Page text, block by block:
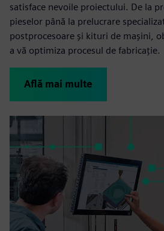
satisface nevoile proiectului. De la
pieselor până la prelucrare
postprocesoare și kituri de mașini,
a vă optimiza procesul de fabricație.
Află mai multe